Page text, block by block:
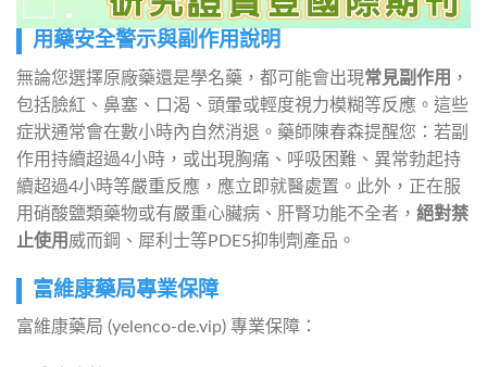
用藥安全警示與副作用說明
無論您選擇原廠藥還是學名藥，都可能會出現常見副作用 ，
包括臉紅、鼻塞、口渴、頭暈或輕度視力模糊等反應。這些
症狀通常會在數小時內自然消退。藥師陳春森提醒您：若副
作用持續超過4小時，或出現胸痛、呼吸困難、異常勃起持
續超過4小時等嚴重反應，應立即就醫處置。此外，正在服
用硝酸鹽類藥物或有嚴重心臟病、肝腎功能不全者， 絕對禁
止使用 威而鋼、犀利士等PDE5抑制劑產品。
富維康藥局專業保障
富維康藥局 (yelenco-de.vip) 專業保障：